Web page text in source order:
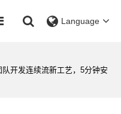
Language
开发连续流新工艺，5分钟安